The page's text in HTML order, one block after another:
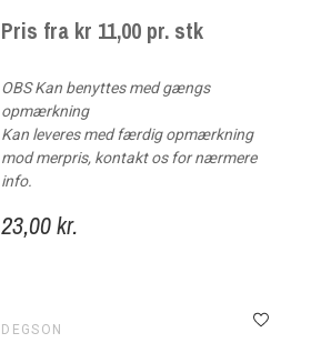
23,00 kr.
Pris fra kr 11,00 pr. stk
OBS Kan benyttes med gængs
opmærkning
Kan leveres med færdig opmærkning
mod merpris, kontakt os for nærmere
info.
DEGSON